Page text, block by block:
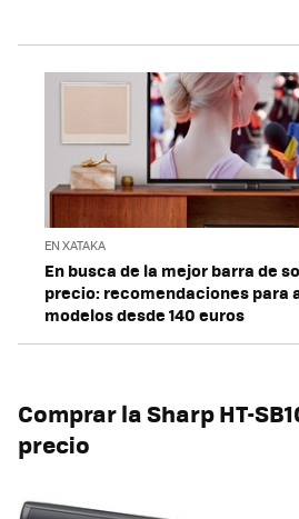
EN XATAKA
En busca de la mejor barra de
precio: recomendaciones para
modelos desde 140 euros
Comprar la Sharp HT-
precio